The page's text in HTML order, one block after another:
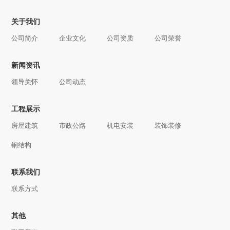
关于我们
公司简介 企业文化 公司资质 公司荣誉
新闻资讯
领导关怀 公司动态
工程展示
房屋建筑 市政公路 机电安装 装饰装修
钢结构
联系我们
联系方式
其他